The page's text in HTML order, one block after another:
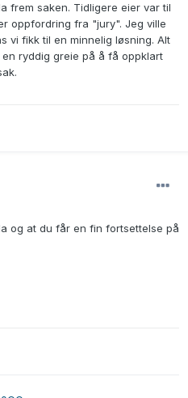
frem saken. Tidligere eier var til
oppfordring fra "jury". Jeg ville
vi fikk til en minnelig løsning. Alt
ryddig greie på å få oppklart
og at du får en fin fortsettelse på